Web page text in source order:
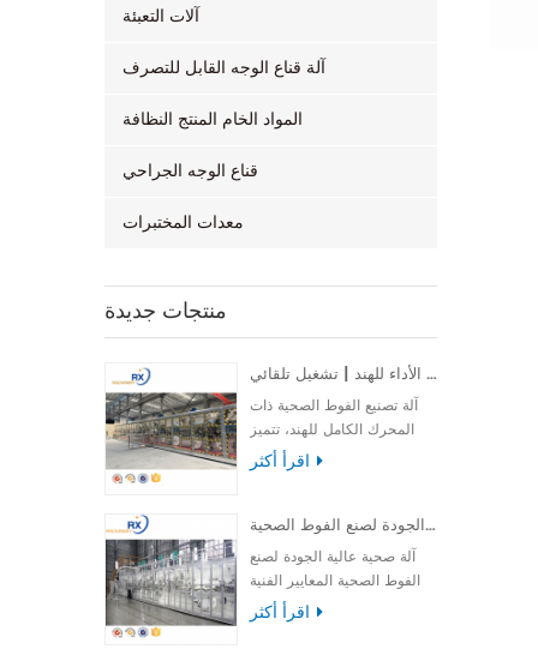
آلات التعبئة
آلة قناع الوجه القابل للتصرف
المواد الخام المنتج النظافة
قناع الوجه الجراحي
معدات المختبرات
منتجات جديدة
آلة تصنيع فوط صحية كاملة الأداء للهند | تشغيل تلقائي
آلة تصنيع الفوط الصحية ذات
المحرك الكامل للهند، تتميز
بالسرعة العالية والأداء
المستقر والتشغيل السهل
اقرأ أكثر
آلة صحية عالية الجودة لصنع الفوط الصحية
آلة صحية عالية الجودة لصنع
الفوط الصحية المعايير الفنية
الرئيسية لـ آلة إنتاج الفوط
الصحية غرض خط إنتاج الفوط
اقرأ أكثر